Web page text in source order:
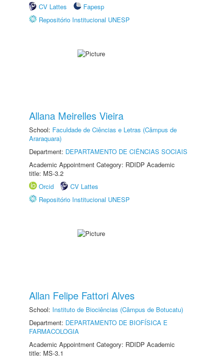
CV Lattes
Fapesp
Repositório Institucional UNESP
Allana Meirelles Vieira
School: Faculdade de Ciências e Letras (Câmpus de
Araraquara)
Department: DEPARTAMENTO DE CIÊNCIAS SOCIAIS
Academic Appointment Category: RDIDP Academic
title: MS-3.2
Orcid
CV Lattes
Repositório Institucional UNESP
Allan Felipe Fattori Alves
School: Instituto de Biociências (Câmpus de Botucatu)
Department: DEPARTAMENTO DE BIOFÍSICA E
FARMACOLOGIA
Academic Appointment Category: RDIDP Academic
title: MS-3.1